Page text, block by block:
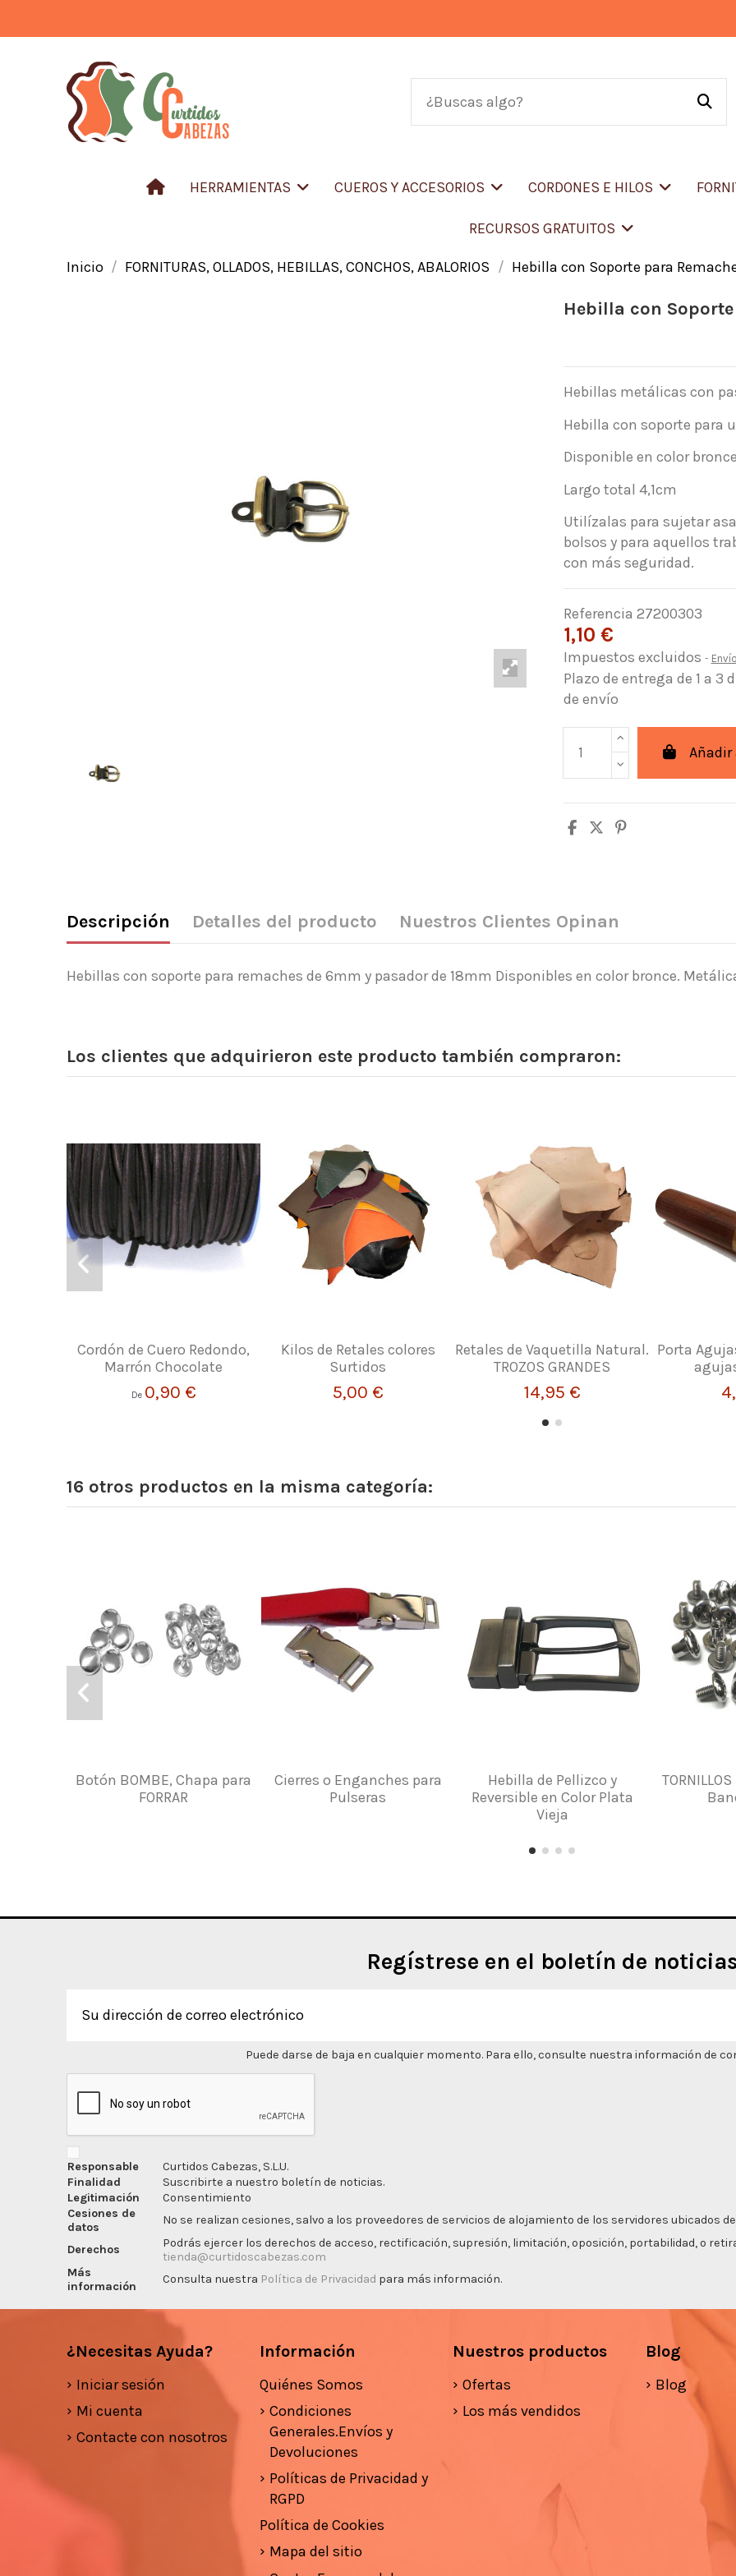
HERRAMIENTAS CUEROS Y ACCESORIOS CORDONES E HILOS
RECURSOS GRATUITOS
Inicio FORNITURAS, OLLADOS, HEBILLAS, CONCHOS, ABALORIOS Hebilla con Soporte para
Hebilla con
Hebillas metálicas con
Hebilla con soporte para
Disponible en color
Largo total 4,1cm
Utilízalas para sujetar
bolsos y para aquellos
con más seguridad.
Referencia 27200303
1,10 €
Impuestos excluidos
Plazo de entrega de 1 a
de envío
Descripción Detalles del producto Nuestros Clientes Opinan
Hebillas con soporte para remaches de 6mm y pasador de 18mm Disponibles en color bronce.
Los clientes que adquirieron este producto también compraron:
Cordón de Cuero Redondo,
Marrón Chocolate
De 0,90 €
Kilos de Retales colores
Surtidos
5,00 €
Retales de Vaquetilla Natural.
TROZOS GRANDES
14,95 €
Porta
16 otros productos en la misma categoría:
Botón BOMBE, Chapa para
FORRAR
Cierres o Enganches para
Pulseras
Hebilla de Pellizco y
Reversible en Color Plata
Vieja
Regístrese en el boletín de
Puede darse de baja en cualquier momento. Para ello, consulte nuestra información de
Responsable
Curtidos Cabezas, S.L.U.
Finalidad
Suscribirte a nuestro boletín de noticias.
Legitimación
Consentimiento
Cesiones de
datos
No se realizan cesiones, salvo a los proveedores de servicios de alojamiento de los servidores ubicados
Derechos
Podrás ejercer los derechos de acceso, rectificación, supresión, limitación, oposición, portabilidad, o
tienda@curtidoscabezas.com
Más
información
Consulta nuestra Política de Privacidad para más información.
¿Necesitas Ayuda?
Iniciar sesión
Mi cuenta
Contacte con nosotros
Información
Quiénes Somos
Condiciones
Generales.Envíos y
Devoluciones
Políticas de Privacidad y
RGPD
Política de Cookies
Mapa del sitio
Nuestros productos
Ofertas
Los más vendidos
Blog
Blog